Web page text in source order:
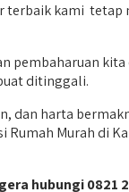
terbaik kami
pembaharuan
ditinggali.
dan harta
Murah di
hubungi 0821